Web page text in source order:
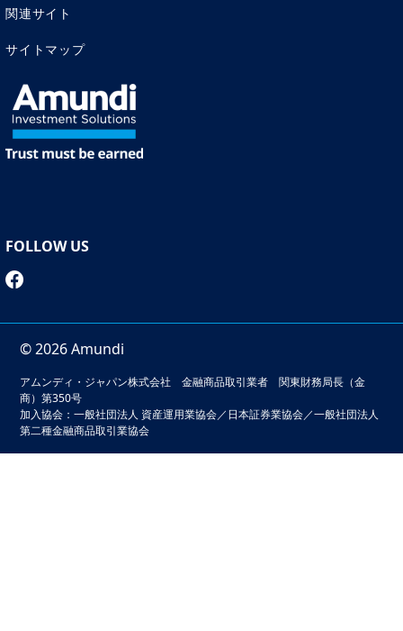
関連サイト
サイトマップ
FOLLOW US
© 2026 Amundi
アムンディ・ジャパン株式会社 金融商品取引業者 関東財務局長（金
商）第350号
加入協会：一般社団法人 資産運用業協会／日本証券業協会／一般社団法人
第二種金融商品取引業協会